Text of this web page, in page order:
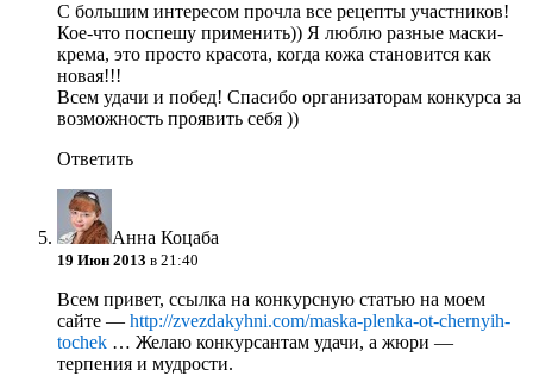
С большим интересом прочла все рецепты участников!
Кое-что поспешу применить)) Я люблю разные маски-
крема, это просто красота, когда кожа становится как
новая!!!
Всем удачи и побед! Спасибо организаторам конкурса за
возможность проявить себя ))
Ответить
Анна Коцаба
19 Июн 2013 в 21:40
Всем привет, ссылка на конкурсную статью на моем
сайте — http://zvezdakyhni.com/maska-plenka-ot-chernyih-
tochek … Желаю конкурсантам удачи, а жюри —
терпения и мудрости.